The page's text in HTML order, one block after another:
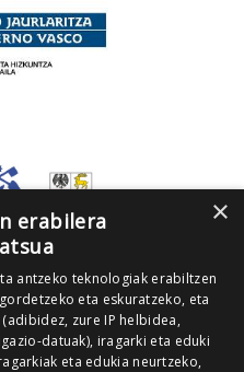
×
erabilera
antzeko teknologiak erabiltzen
eta eskuratzeko, eta
zure IP helbidea,
datuak), iragarki eta eduki
eta edukia neurtzeko,